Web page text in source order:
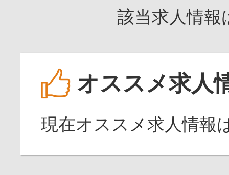
該当求人情
オススメ求人
現在オススメ求人情報